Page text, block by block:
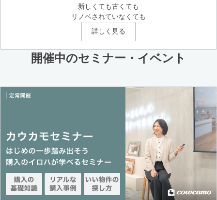
新しくても古くても
リノベされていなくても
詳しく見る
開催中のセミナー・イベント